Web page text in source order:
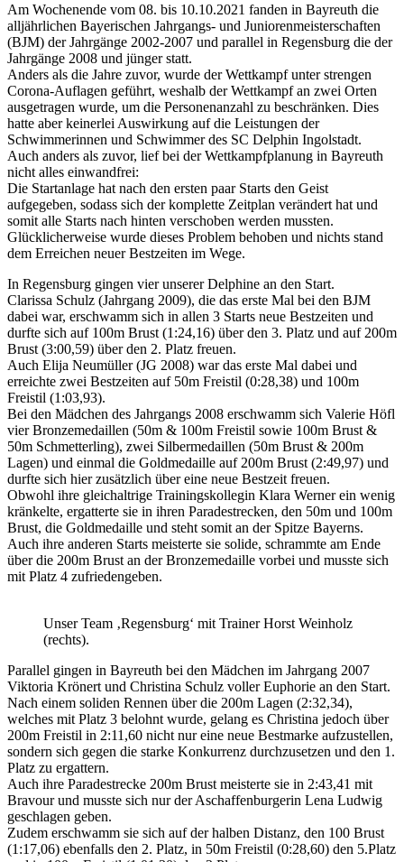
Am Wochenende vom 08. bis 10.10.2021 fanden in Bayreuth die
alljährlichen Bayerischen Jahrgangs- und Juniorenmeisterschaften
(BJM) der Jahrgänge 2002-2007 und parallel in Regensburg die der
Jahrgänge 2008 und jünger statt.
Anders als die Jahre zuvor, wurde der Wettkampf unter strengen
Corona-Auflagen geführt, weshalb der Wettkampf an zwei Orten
ausgetragen wurde, um die Personenanzahl zu beschränken. Dies
hatte aber keinerlei Auswirkung auf die Leistungen der
Schwimmerinnen und Schwimmer des SC Delphin Ingolstadt.
Auch anders als zuvor, lief bei der Wettkampfplanung in Bayreuth
nicht alles einwandfrei:
Die Startanlage hat nach den ersten paar Starts den Geist
aufgegeben, sodass sich der komplette Zeitplan verändert hat und
somit alle Starts nach hinten verschoben werden mussten.
Glücklicherweise wurde dieses Problem behoben und nichts stand
dem Erreichen neuer Bestzeiten im Wege.
In Regensburg gingen vier unserer Delphine an den Start.
Clarissa Schulz (Jahrgang 2009), die das erste Mal bei den BJM
dabei war, erschwamm sich in allen 3 Starts neue Bestzeiten und
durfte sich auf 100m Brust (1:24,16) über den 3. Platz und auf 200m
Brust (3:00,59) über den 2. Platz freuen.
Auch Elija Neumüller (JG 2008) war das erste Mal dabei und
erreichte zwei Bestzeiten auf 50m Freistil (0:28,38) und 100m
Freistil (1:03,93).
Bei den Mädchen des Jahrgangs 2008 erschwamm sich Valerie Höfl
vier Bronzemedaillen (50m & 100m Freistil sowie 100m Brust &
50m Schmetterling), zwei Silbermedaillen (50m Brust & 200m
Lagen) und einmal die Goldmedaille auf 200m Brust (2:49,97) und
durfte sich hier zusätzlich über eine neue Bestzeit freuen.
Obwohl ihre gleichaltrige Trainingskollegin Klara Werner ein wenig
kränkelte, ergatterte sie in ihren Paradestrecken, den 50m und 100m
Brust, die Goldmedaille und steht somit an der Spitze Bayerns.
Auch ihre anderen Starts meisterte sie solide, schrammte am Ende
über die 200m Brust an der Bronzemedaille vorbei und musste sich
mit Platz 4 zufriedengeben.
Unser Team ‚Regensburg‘ mit Trainer Horst Weinholz
(rechts).
Parallel gingen in Bayreuth bei den Mädchen im Jahrgang 2007
Viktoria Krönert und Christina Schulz voller Euphorie an den Start.
Nach einem soliden Rennen über die 200m Lagen (2:32,34),
welches mit Platz 3 belohnt wurde, gelang es Christina jedoch über
200m Freistil in 2:11,60 nicht nur eine neue Bestmarke aufzustellen,
sondern sich gegen die starke Konkurrenz durchzusetzen und den 1.
Platz zu ergattern.
Auch ihre Paradestrecke 200m Brust meisterte sie in 2:43,41 mit
Bravour und musste sich nur der Aschaffenburgerin Lena Ludwig
geschlagen geben.
Zudem erschwamm sie sich auf der halben Distanz, den 100 Brust
(1:17,06) ebenfalls den 2. Platz, in 50m Freistil (0:28,60) den 5.Platz